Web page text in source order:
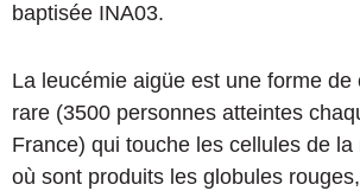
baptisée INA03.
La leucémie aigüe est une forme de
rare (3500 personnes atteintes
France) qui touche les cellules de la
où sont produits les globules